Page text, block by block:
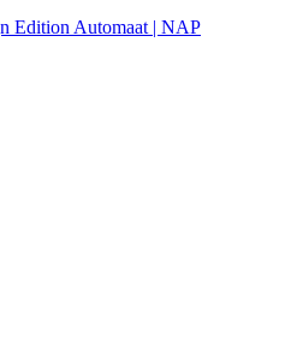
Edition Automaat | NAP